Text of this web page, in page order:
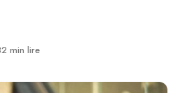
2 min lire